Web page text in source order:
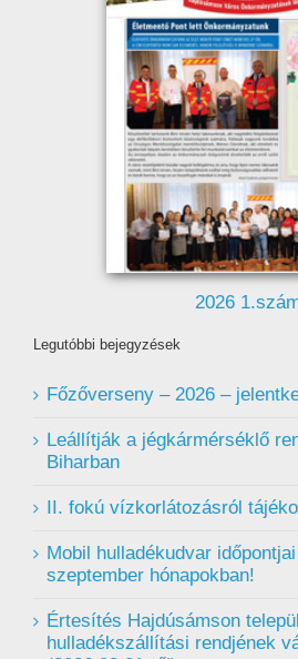
2026
Legutóbbi bejegyzések
Főzőverseny – 2026 –
Leállítják a jégkármérséklő
Biharban
II. fokú vízkorlátozásról
Mobil hulladékudvar
szeptember hónapokban!
Értesítés Hajdúsámson
hulladékszállítási rendjének